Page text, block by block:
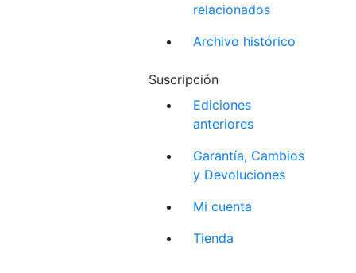
relacionados
Archivo histórico
Suscripción
Ediciones
anteriores
Garantía, Cambios
y Devoluciones
Mi cuenta
Tienda